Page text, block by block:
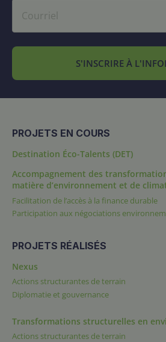
S'INSCRIRE À
PROJETS EN COURS
Destination Éco-Talents (DET)
Accompagnement des
matière d’environnement et de
Facilitation de l’accès à la finance durable
Participation aux négociations
PROJETS RÉALISÉS
Nexus
Actions structurantes de terrain
Diplomatie et gouvernance
Transformations structurelles en
Actions structurantes de terrain